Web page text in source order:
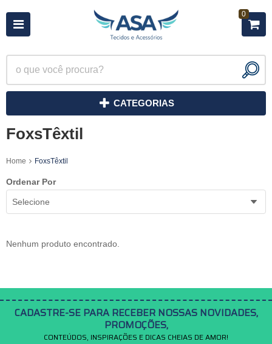
0
CATEGORIAS
FoxsTêxtil
Home FoxsTêxtil
Ordenar Por
Selecione
Nenhum produto encontrado.
CADASTRE-SE PARA RECEBER NOSSAS NOVIDADES,
PROMOÇÕES,
CONTEÚDOS, INSPIRAÇÕES E DICAS CHEIAS DE AMOR!